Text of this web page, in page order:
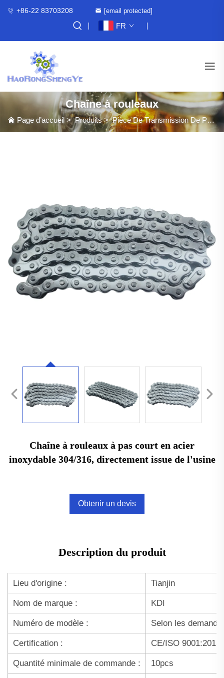
+86-22 83703208 [email protected]
FR
Chaîne à rouleaux
Page d’accueil >Produits>Pièce De Transmission De Puissance
Chaîne à rouleaux à pas court en acier
inoxydable 304/316, directement issue de l'usine
Obtenir un devis
Description du produit
Lieu d'origine : Tianjin
Nom de marque : KDI
Numéro de modèle : Selon les
Certification : CE/ISO 9001:2015
Quantité minimale de commande : 10pcs